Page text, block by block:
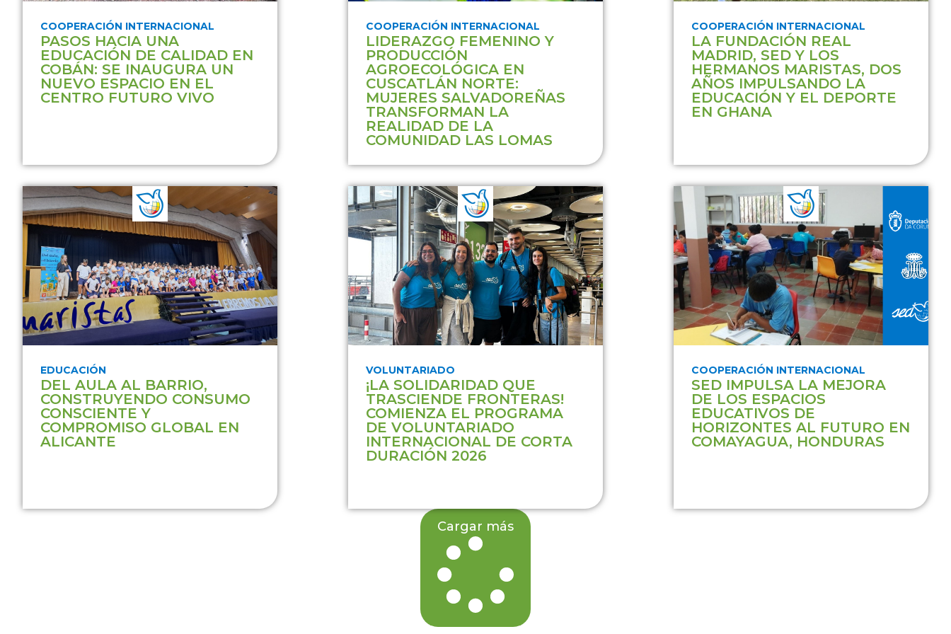
COOPERACIÓN INTERNACIONAL
PASOS HACIA UNA
EDUCACIÓN DE CALIDAD EN
COBÁN: SE INAUGURA UN
NUEVO ESPACIO EN EL
CENTRO FUTURO VIVO
COOPERACIÓN INTERNACIONAL
LIDERAZGO FEMENINO Y
PRODUCCIÓN
AGROECOLÓGICA EN
CUSCATLÁN NORTE:
MUJERES SALVADOREÑAS
TRANSFORMAN LA
REALIDAD DE LA
COMUNIDAD LAS LOMAS
COOPERACIÓN INTERNACIONAL
LA FUNDACIÓN REAL
MADRID, SED Y LOS
HERMANOS MARISTAS, DOS
AÑOS IMPULSANDO LA
EDUCACIÓN Y EL DEPORTE
EN GHANA
EDUCACIÓN
DEL AULA AL BARRIO,
CONSTRUYENDO CONSUMO
CONSCIENTE Y
COMPROMISO GLOBAL EN
ALICANTE
VOLUNTARIADO
¡LA SOLIDARIDAD QUE
TRASCIENDE FRONTERAS!
COMIENZA EL PROGRAMA
DE VOLUNTARIADO
INTERNACIONAL DE CORTA
DURACIÓN 2026
COOPERACIÓN INTERNACIONAL
SED IMPULSA LA MEJORA
DE LOS ESPACIOS
EDUCATIVOS DE
HORIZONTES AL FUTURO EN
COMAYAGUA, HONDURAS
Cargar más